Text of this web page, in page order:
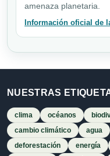
amenaza planetaria.
Información oficial de
NUESTRAS
clima océanos
cambio climático
agua
deforestación
energía